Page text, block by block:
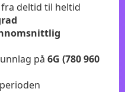
fra deltid til heltid
på 6G (780 960